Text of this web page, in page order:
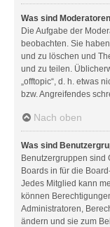
Was sind
Die Aufgabe der
beobachten. Sie
und zu löschen und
und zu teilen.
„offtopic“, d. h. etwas
bzw. Angreifendes
Nach oben
Was sind
Benutzergruppen sind
Boards in für die
Jedes Mitglied kann
können
Administratoren,
ändern und sie zum